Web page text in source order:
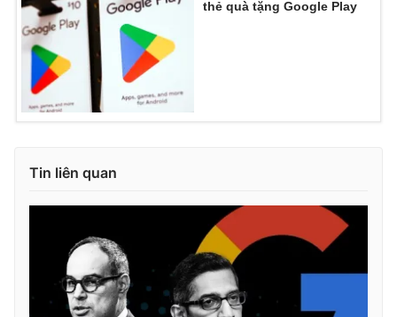
Ðiện thoại Thời báo VTV: 024.66 897 897
Email:toasoan@vtv.vn
Liên hệ quảng cáo:
024-7300.7108
® Cấm sao chép dưới mọi hình thức nếu không có sự chấp
thẻ quà tặng Google Play
Tin liên quan